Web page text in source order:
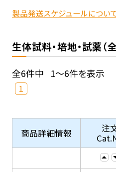
製品発送スケジュールについ
生体試料・培地・試薬（
全6件中 1～6件を表示
1
商品詳細情報
注